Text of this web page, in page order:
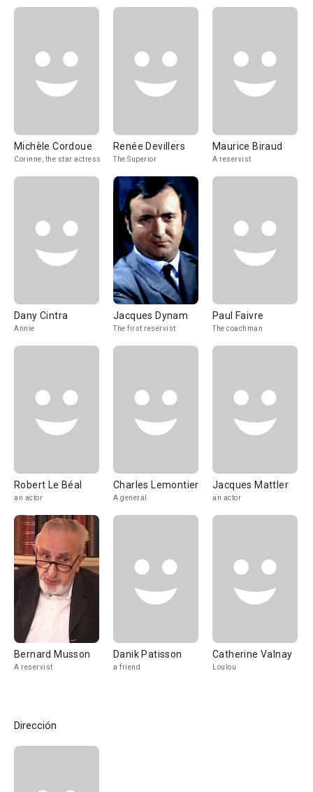
Michèle Cordoue
Corinne, the star actress
Renée Devillers
The Superior
Maurice Biraud
A reservist
Dany Cintra
Annie
Jacques Dynam
The first reservist
Paul Faivre
The coachman
Robert Le Béal
an actor
Charles Lemontier
A general
Jacques Mattler
an actor
Bernard Musson
A reservist
Danik Patisson
a friend
Catherine Valnay
Loulou
Dirección